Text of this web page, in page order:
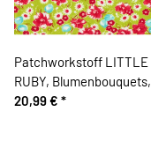
Patchworkstoff LITTLE
RUBY, Blumenbouquets,
limette-rot, Moda Fabrics
20,99 € *